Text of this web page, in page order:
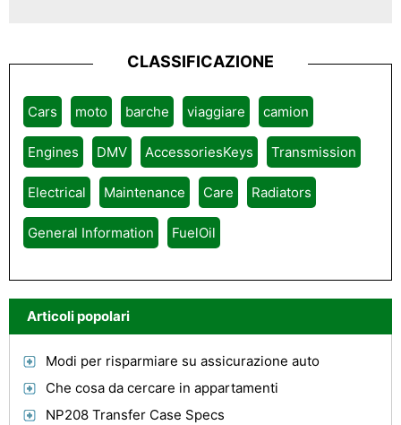
CLASSIFICAZIONE
Cars moto barche viaggiare camion
Engines DMV AccessoriesKeys Transmission
Electrical Maintenance Care Radiators
General Information FuelOil
Articoli popolari
Modi per risparmiare su assicurazione auto
Che cosa da cercare in appartamenti
NP208 Transfer Case Specs